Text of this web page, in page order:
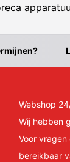
Webshop
Wij hebben
Voor
bereikbaar